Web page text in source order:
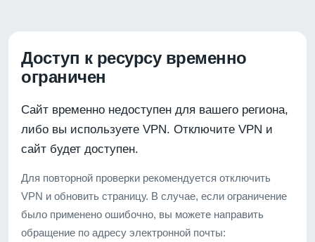
Доступ к ресурсу временно
ограничен
Сайт временно недоступен для вашего региона,
либо вы используете VPN. Отключите VPN и
сайт будет доступен.
Для повторной проверки рекомендуется отключить
VPN и обновить страницу. В случае, если ограничение
было применено ошибочно, вы можете направить
обращение по адресу электронной почты: